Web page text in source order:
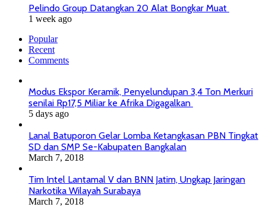
Pelindo Group Datangkan 20 Alat Bongkar Muat
1 week ago
Popular
Recent
Comments
Modus Ekspor Keramik, Penyelundupan 3,4 Ton Merkuri
senilai Rp17,5 Miliar ke Afrika Digagalkan
5 days ago
Lanal Batuporon Gelar Lomba Ketangkasan PBN Tingkat
SD dan SMP Se-Kabupaten Bangkalan
March 7, 2018
Tim Intel Lantamal V dan BNN Jatim, Ungkap Jaringan
Narkotika Wilayah Surabaya
March 7, 2018